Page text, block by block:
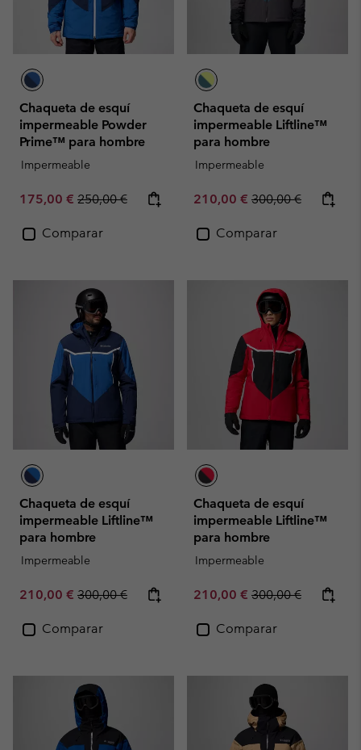
Chaqueta de esquí
impermeable Powder
Prime™ para hombre
Impermeable
Sale price:
175,00 € Regular price:
250,00 €
Comparar
Chaqueta de esquí
impermeable Liftline™
para hombre
Impermeable
Sale price:
210,00 € Regular price:
300,00 €
Comparar
Chaqueta de esquí
impermeable Liftline™
para hombre
Impermeable
Sale price:
210,00 € Regular price:
300,00 €
Comparar
Chaqueta de esquí
impermeable Liftline™
para hombre
Impermeable
Sale price:
210,00 € Regular price:
300,00 €
Comparar